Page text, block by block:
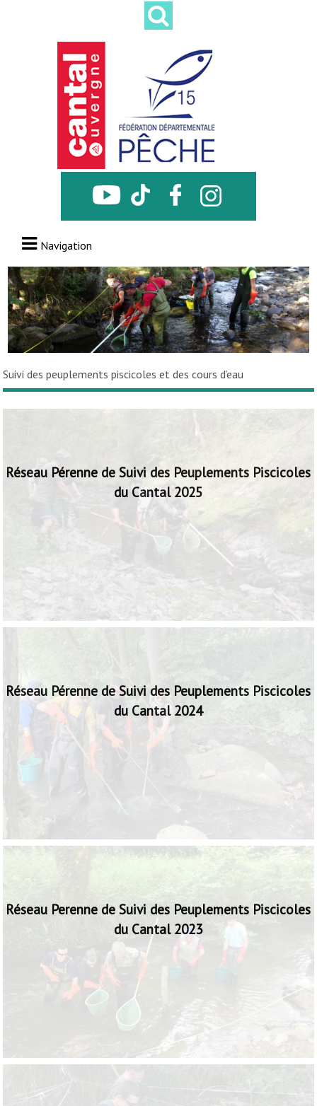
Navigation
Suivi des peuplements piscicoles et des cours d’eau
Réseau Pérenne de Suivi des Peuplements Piscicoles
du Cantal 2025
La Fédération porte un observatoire des peuplements
piscicoles sur 81 stations réparties sur les cours d'eau du
Réseau Pérenne de Suivi des Peuplements Piscicoles
du Cantal 2024
La Fédération porte un observatoire des peuplements
piscicoles sur 81 stations réparties sur les cours d'eau du
Réseau Perenne de Suivi des Peuplements Piscicoles
du Cantal 2023
La Fédération porte un observatoire des peuplements
piscicoles sur 81 stations réparties sur les cours d'eau du